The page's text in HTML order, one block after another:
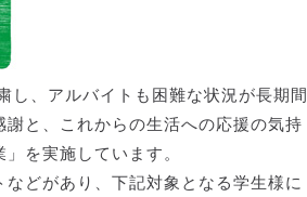
し、アルバイトも困難な状況が長期間
と、これからの生活への応援の気持
を実施しています。
どがあり、下記対象となる学生様に